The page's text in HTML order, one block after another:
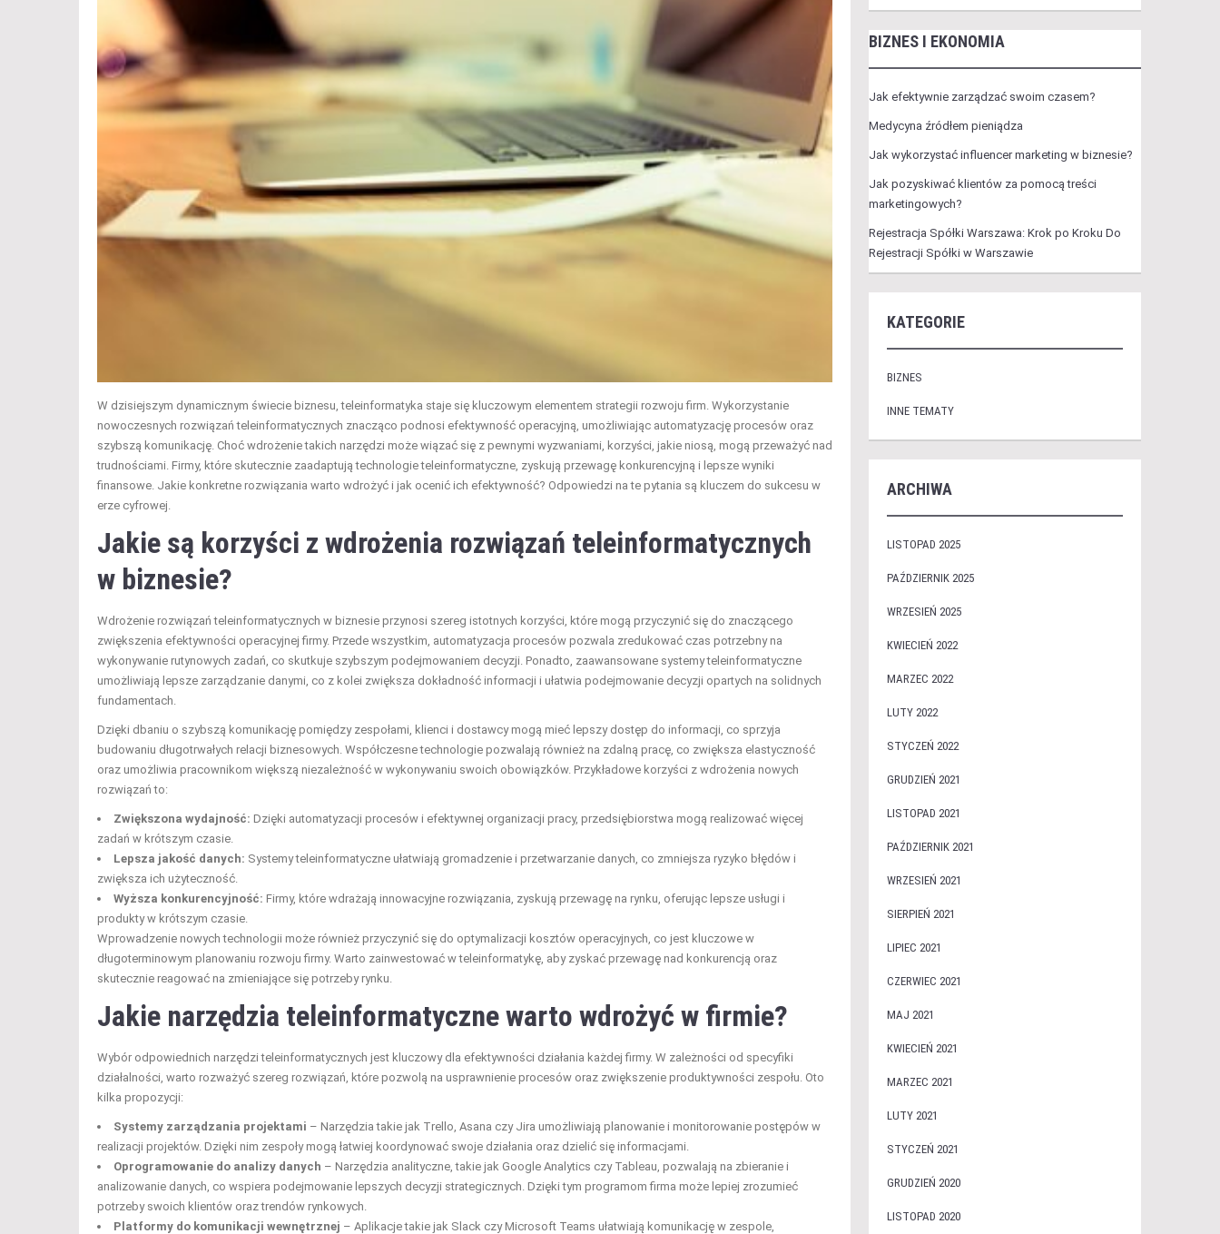
W dzisiejszym dynamicznym świecie biznesu, teleinformatyka staje się kluczowym elementem strategii rozwoju firm. Wykorzystanie
nowoczesnych rozwiązań teleinformatycznych znacząco podnosi efektywność operacyjną, umożliwiając automatyzację procesów oraz
szybszą komunikację. Choć wdrożenie takich narzędzi może wiązać się z pewnymi wyzwaniami, korzyści, jakie niosą, mogą przeważyć nad
trudnościami. Firmy, które skutecznie zaadaptują technologie teleinformatyczne, zyskują przewagę konkurencyjną i lepsze wyniki
finansowe. Jakie konkretne rozwiązania warto wdrożyć i jak ocenić ich efektywność? Odpowiedzi na te pytania są kluczem do sukcesu w
erze cyfrowej.
Jakie są korzyści z wdrożenia rozwiązań teleinformatycznych
w biznesie?
Wdrożenie rozwiązań teleinformatycznych w biznesie przynosi szereg istotnych korzyści, które mogą przyczynić się do znaczącego
zwiększenia efektywności operacyjnej firmy. Przede wszystkim, automatyzacja procesów pozwala zredukować czas potrzebny na
wykonywanie rutynowych zadań, co skutkuje szybszym podejmowaniem decyzji. Ponadto, zaawansowane systemy teleinformatyczne
umożliwiają lepsze zarządzanie danymi, co z kolei zwiększa dokładność informacji i ułatwia podejmowanie decyzji opartych na solidnych
fundamentach.
Dzięki dbaniu o szybszą komunikację pomiędzy zespołami, klienci i dostawcy mogą mieć lepszy dostęp do informacji, co sprzyja
budowaniu długotrwałych relacji biznesowych. Współczesne technologie pozwalają również na zdalną pracę, co zwiększa elastyczność
oraz umożliwia pracownikom większą niezależność w wykonywaniu swoich obowiązków. Przykładowe korzyści z wdrożenia nowych
rozwiązań to:
Zwiększona wydajność: Dzięki automatyzacji procesów i efektywnej organizacji pracy, przedsiębiorstwa mogą realizować więcej
zadań w krótszym czasie.
Lepsza jakość danych: Systemy teleinformatyczne ułatwiają gromadzenie i przetwarzanie danych, co zmniejsza ryzyko błędów i
zwiększa ich użyteczność.
Wyższa konkurencyjność: Firmy, które wdrażają innowacyjne rozwiązania, zyskują przewagę na rynku, oferując lepsze usługi i
produkty w krótszym czasie.
Wprowadzenie nowych technologii może również przyczynić się do optymalizacji kosztów operacyjnych, co jest kluczowe w
długoterminowym planowaniu rozwoju firmy. Warto zainwestować w teleinformatykę, aby zyskać przewagę nad konkurencją oraz
skutecznie reagować na zmieniające się potrzeby rynku.
Jakie narzędzia teleinformatyczne warto wdrożyć w firmie?
Wybór odpowiednich narzędzi teleinformatycznych jest kluczowy dla efektywności działania każdej firmy. W zależności od specyfiki
działalności, warto rozważyć szereg rozwiązań, które pozwolą na usprawnienie procesów oraz zwiększenie produktywności zespołu. Oto
kilka propozycji:
Systemy zarządzania projektami – Narzędzia takie jak Trello, Asana czy Jira umożliwiają planowanie i monitorowanie postępów w
realizacji projektów. Dzięki nim zespoły mogą łatwiej koordynować swoje działania oraz dzielić się informacjami.
Oprogramowanie do analizy danych – Narzędzia analityczne, takie jak Google Analytics czy Tableau, pozwalają na zbieranie i
analizowanie danych, co wspiera podejmowanie lepszych decyzji strategicznych. Dzięki tym programom firma może lepiej zrozumieć
potrzeby swoich klientów oraz trendów rynkowych.
Platformy do komunikacji wewnętrznej – Aplikacje takie jak Slack czy Microsoft Teams ułatwiają komunikację w zespole,
BIZNES I EKONOMIA
Jak efektywnie zarządzać swoim czasem?
Medycyna źródłem pieniądza
Jak wykorzystać influencer marketing w biznesie?
Jak pozyskiwać klientów za pomocą treści
marketingowych?
Rejestracja Spółki Warszawa: Krok po Kroku Do
Rejestracji Spółki w Warszawie
KATEGORIE
BIZNES
INNE TEMATY
ARCHIWA
LISTOPAD 2025
PAŹDZIERNIK 2025
WRZESIEŃ 2025
KWIECIEŃ 2022
MARZEC 2022
LUTY 2022
STYCZEŃ 2022
GRUDZIEŃ 2021
LISTOPAD 2021
PAŹDZIERNIK 2021
WRZESIEŃ 2021
SIERPIEŃ 2021
LIPIEC 2021
CZERWIEC 2021
MAJ 2021
KWIECIEŃ 2021
MARZEC 2021
LUTY 2021
STYCZEŃ 2021
GRUDZIEŃ 2020
LISTOPAD 2020